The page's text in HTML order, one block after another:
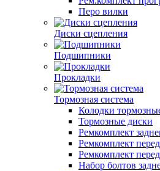
Перо вилки
Диски сцепления
Подшипники
Прокладки
Тормозная система
Колодки
Тормозные диски
Ремкомплект
Ремкомплект
Ремкомплект
Набор болтов